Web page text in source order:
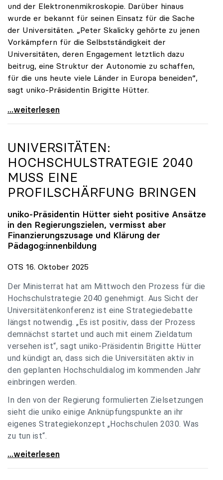
und der Elektronenmikroskopie. Darüber hinaus
wurde er bekannt für seinen Einsatz für die Sache
der Universitäten. „Peter Skalicky gehörte zu jenen
Vorkämpfern für die Selbstständigkeit der
Universitäten, deren Engagement letztlich dazu
beitrug, eine Struktur der Autonomie zu schaffen,
für die uns heute viele Länder in Europa beneiden“,
sagt uniko-Präsidentin Brigitte Hütter.
uniko trauert um ehemaligen Präsidenten Peter
...weiterlesen
UNIVERSITÄTEN:
HOCHSCHULSTRATEGIE 2040
MUSS EINE
PROFILSCHÄRFUNG BRINGEN
uniko-Präsidentin Hütter sieht positive Ansätze
in den Regierungszielen, vermisst aber
Finanzierungszusage und Klärung der
Pädagog:innenbildung
OTS 16. Oktober 2025
Der Ministerrat hat am Mittwoch den Prozess für die
Hochschulstrategie 2040 genehmigt. Aus Sicht der
Universitätenkonferenz ist eine Strategiedebatte
längst notwendig. „Es ist positiv, dass der Prozess
demnächst startet und auch mit einem Zieldatum
versehen ist“, sagt uniko-Präsidentin Brigitte Hütter
und kündigt an, dass sich die Universitäten aktiv in
den geplanten Hochschuldialog im kommenden Jahr
einbringen werden.
In den von der Regierung formulierten Zielsetzungen
sieht die uniko einige Anknüpfungspunkte an ihr
eigenes Strategiekonzept „Hochschulen 2030. Was
zu tun ist“.
Universitäten: Hochschulstrategie 2040 muss eine
...weiterlesen